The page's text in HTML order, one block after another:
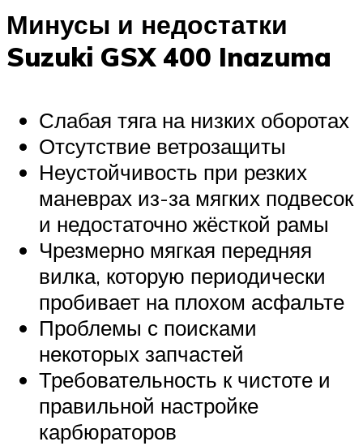
Минусы и недостатки
Suzuki GSX 400 Inazuma
Слабая тяга на низких оборотах
Отсутствие ветрозащиты
Неустойчивость при резких
маневрах из-за мягких подвесок
и недостаточно жёсткой рамы
Чрезмерно мягкая передняя
вилка, которую периодически
пробивает на плохом асфальте
Проблемы с поисками
некоторых запчастей
Требовательность к чистоте и
правильной настройке
карбюраторов